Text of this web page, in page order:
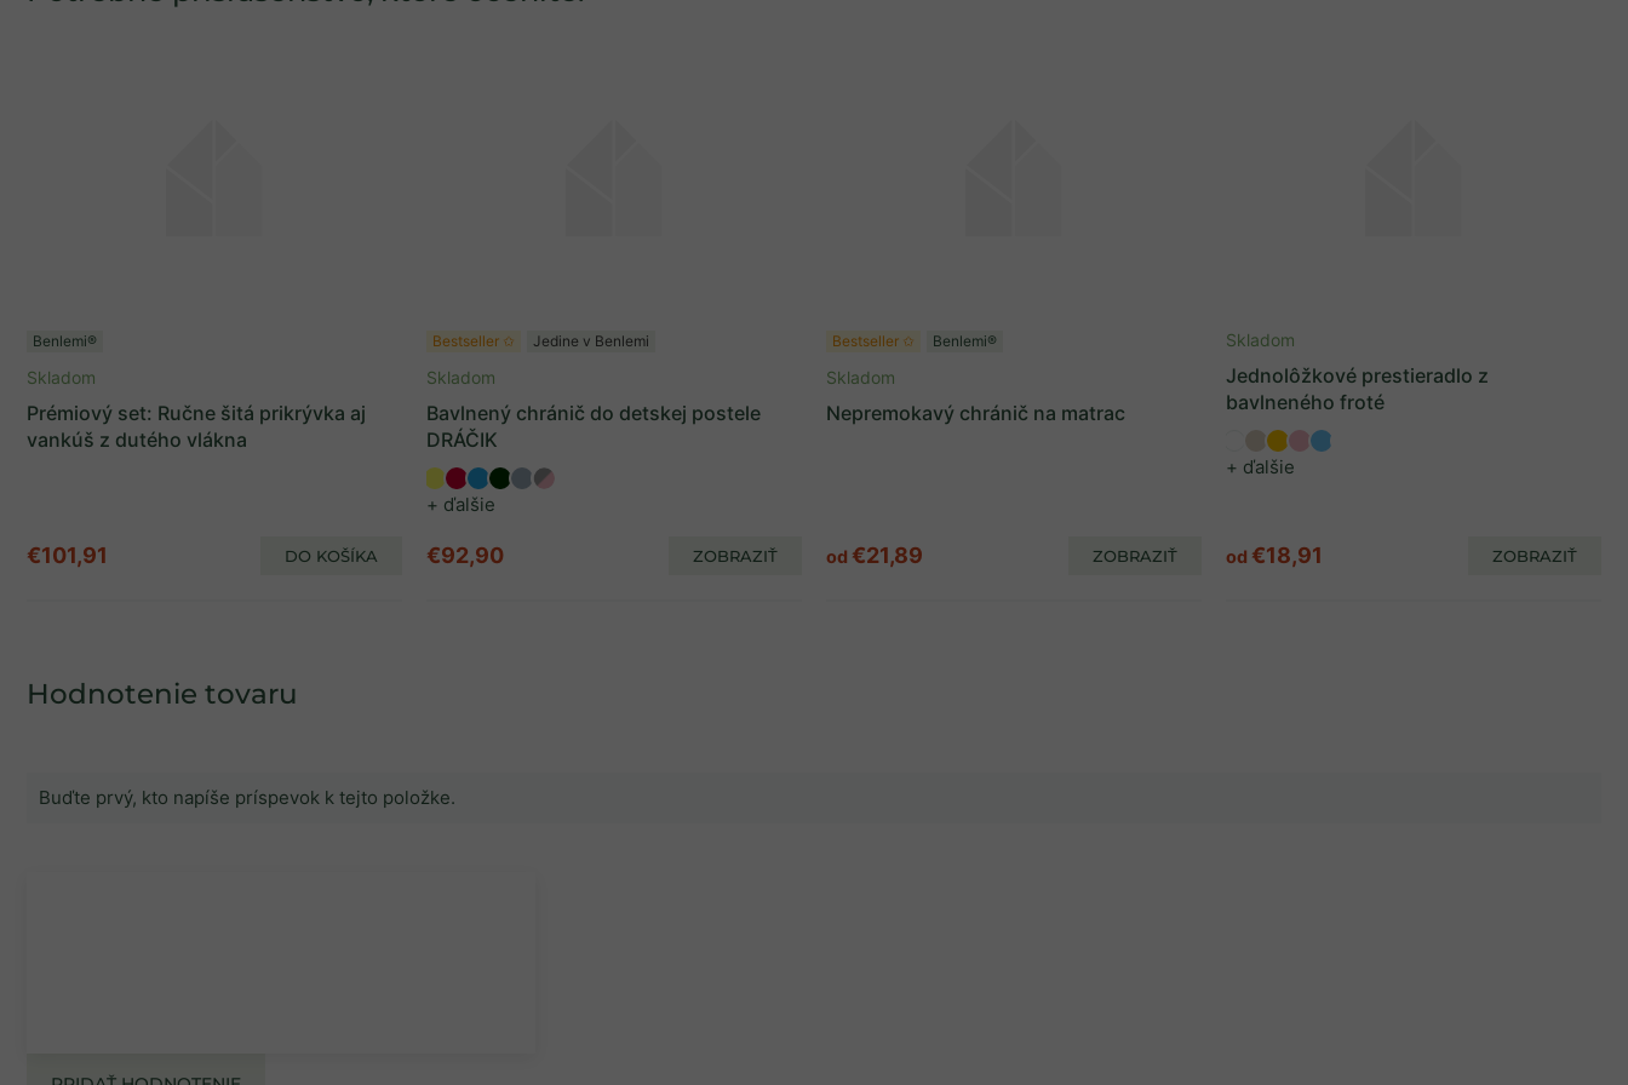
Hodnotenie tovaru
Buďte prvý, kto napíše príspevok k tejto položke.
Benlemi®
Prémiový set: Ručne šitá prikrývka aj
vankúš z dutého vlákna
Skladom
€101,91 DO KOŠÍKA
Bestseller ✩ Jedine v Benlemi
Bavlnený chránič do detskej postele
DRÁČIK
+ ďalšie
Skladom
€92,90 ZOBRAZIŤ
Bestseller ✩ Benlemi®
Nepremokavý chránič na matrac
Skladom
od €21,89 ZOBRAZIŤ
Jednolôžkové prestieradlo z
bavlneného froté
+ ďalšie
Skladom
od €18,91 ZOBRAZIŤ